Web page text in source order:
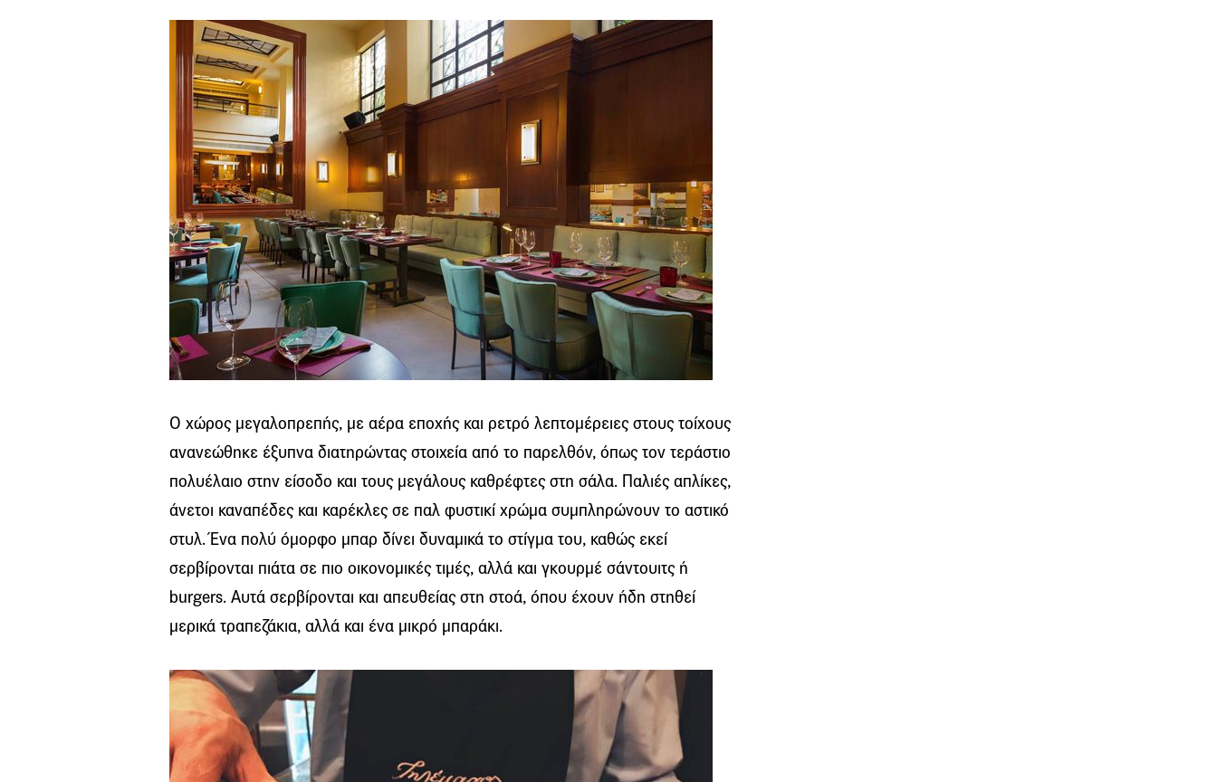
Ο χώρος μεγαλοπρεπής, με αέρα εποχής και ρετρό λεπτομέρειες στους τοίχους
ανανεώθηκε έξυπνα διατηρώντας στοιχεία από το παρελθόν, όπως τον τεράστιο
πολυέλαιο στην είσοδο και τους μεγάλους καθρέφτες στη σάλα. Παλιές απλίκες,
άνετοι καναπέδες και καρέκλες σε παλ φυστικί χρώμα συμπληρώνουν το αστικό
στυλ. Ένα πολύ όμορφο μπαρ δίνει δυναμικά το στίγμα του, καθώς εκεί
σερβίρονται πιάτα σε πιο οικονομικές τιμές, αλλά και γκουρμέ σάντουιτς ή
burgers. Αυτά σερβίρονται και απευθείας στη στοά, όπου έχουν ήδη στηθεί
μερικά τραπεζάκια, αλλά και ένα μικρό μπαράκι.